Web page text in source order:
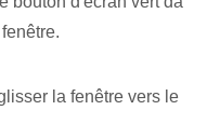
la fenêtre vers le